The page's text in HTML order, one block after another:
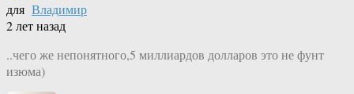
для Владимир
2 лет назад
..чего же непонятного,5 миллиардов долларов это не фунт
изюма)